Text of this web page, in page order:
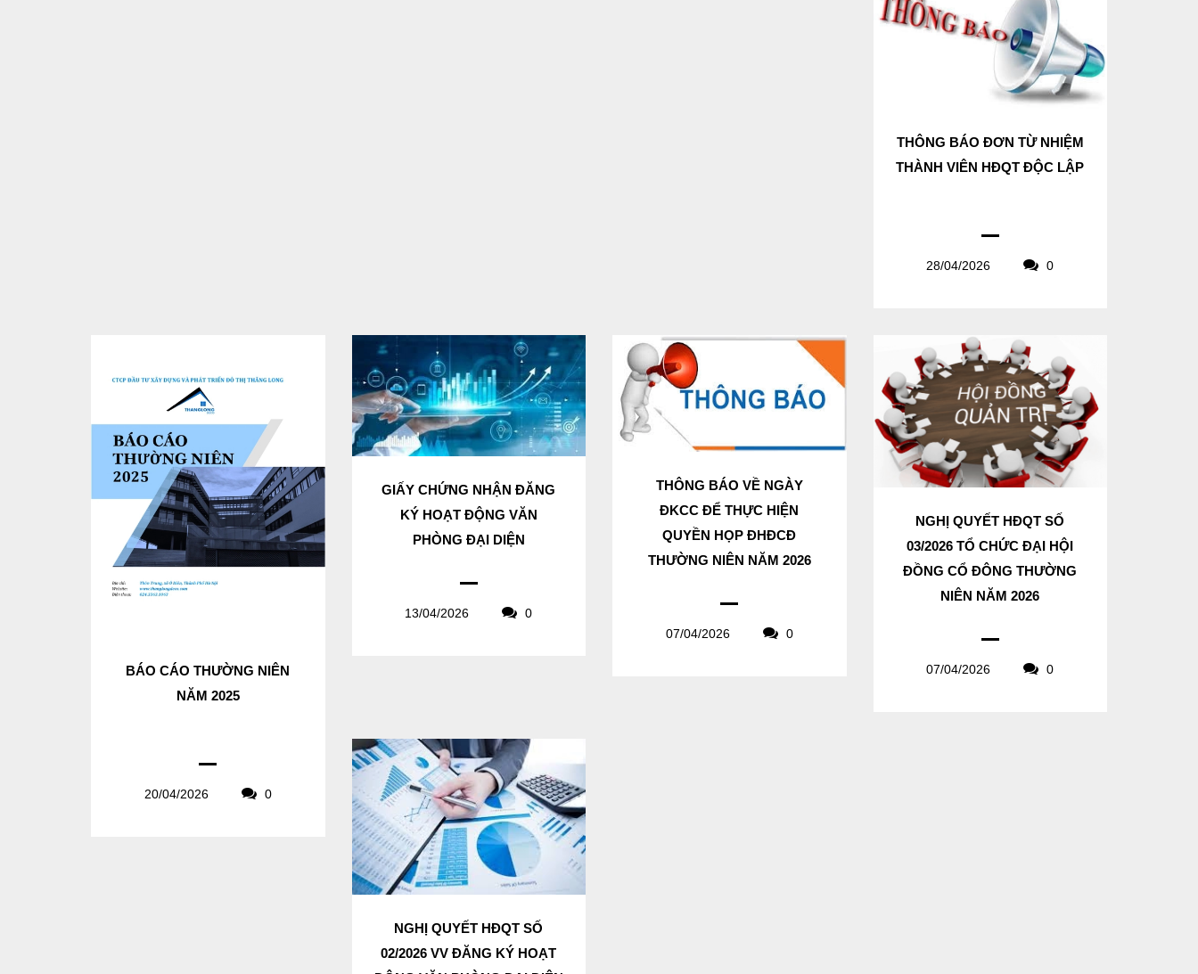
THÔNG BÁO ĐƠN TỪ NHIỆM
THÀNH VIÊN HĐQT ĐỘC LẬP
28/04/2026 0
BÁO CÁO THƯỜNG NIÊN
NĂM 2025
20/04/2026 0
GIẤY CHỨNG NHẬN ĐĂNG
KÝ HOẠT ĐỘNG VĂN
PHÒNG ĐẠI DIỆN
13/04/2026 0
THÔNG BÁO VỀ NGÀY
ĐKCC ĐỂ THỰC HIỆN
QUYỀN HỌP ĐHĐCĐ
THƯỜNG NIÊN NĂM 2026
07/04/2026 0
NGHỊ QUYẾT HĐQT SỐ
03/2026 TỔ CHỨC ĐẠI HỘI
ĐỒNG CỔ ĐÔNG THƯỜNG
NIÊN NĂM 2026
07/04/2026 0
NGHỊ QUYẾT HĐQT SỐ
02/2026 VV ĐĂNG KÝ HOẠT